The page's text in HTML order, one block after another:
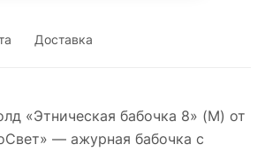
Доставка
«Этническая бабочка 8» (M) от
— ажурная бабочка с